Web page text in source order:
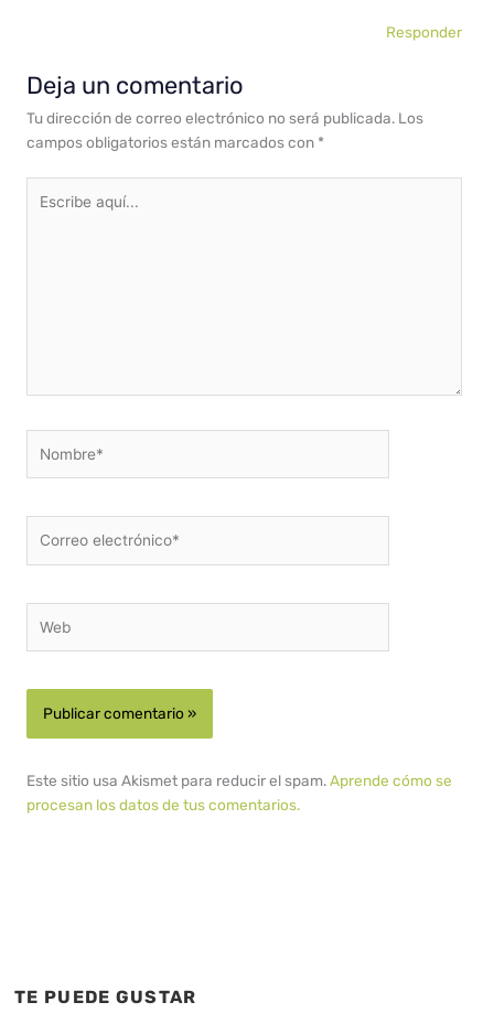
Responder
Deja un comentario
Tu dirección de correo electrónico no será publicada. Los
campos obligatorios están marcados con *
aquí...
electrónico*
Este sitio usa Akismet para reducir el spam.Aprende cómo se
procesan los datos de tus comentarios.
TE PUEDE GUSTAR